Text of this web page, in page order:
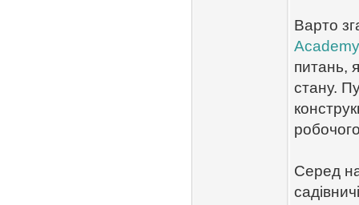
Варто
Academy
питань,
стану.
Серед